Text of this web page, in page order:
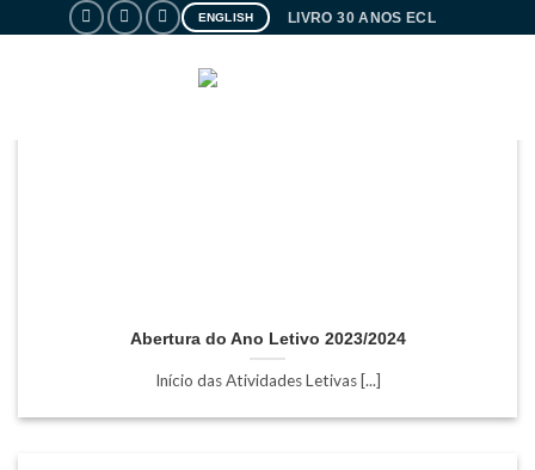
ENGLISH LIVRO 30 ANOS ECL
Abertura do Ano Letivo 2023/2024
Início das Atividades Letivas [...]